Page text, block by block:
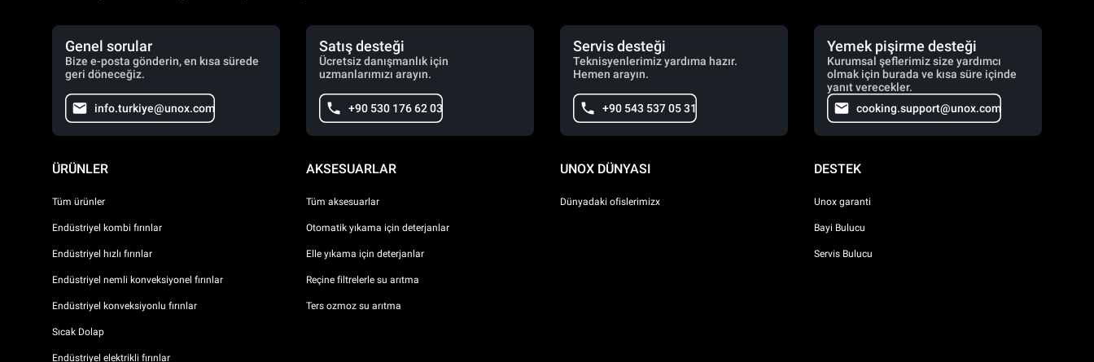
Genel sorular
Bize e-posta gönderin, en kısa sürede
geri döneceğiz.
info.turkiye@unox.com
Satış desteği
Ücretsiz danışmanlık için
uzmanlarımızı arayın.
+90 530 176 62 03
Servis desteği
Teknisyenlerimiz yardıma hazır.
Hemen arayın.
+90 543 537 05 31
Yemek pişirme desteği
Kurumsal şeflerimiz size yardımcı
olmak için burada ve kısa süre içinde
yanıt verecekler.
cooking.support@unox.com
ÜRÜNLER
Tüm ürünler
Endüstriyel kombi fırınlar
Endüstriyel hızlı fırınlar
Endüstriyel nemli konveksiyonel fırınlar
Endüstriyel konveksiyonlu fırınlar
Sıcak Dolap
Endüstriyel elektrikli fırınlar
AKSESUARLAR
Tüm aksesuarlar
Otomatik yıkama için deterjanlar
Elle yıkama için deterjanlar
Reçine filtrelerle su arıtma
Ters ozmoz su arıtma
UNOX DÜNYASI
Dünyadaki ofislerimizx
DESTEK
Unox garanti
Bayi Bulucu
Servis Bulucu